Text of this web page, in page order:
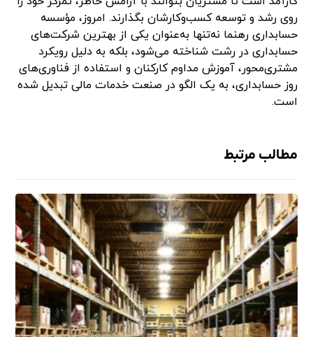
روی رشد و توسعه کسب‌وکارشان بگذارند. امروز، مؤسسه
حسابداری رهنما نه‌تنها به‌عنوان یکی از بهترین شرکت‌های
حسابداری در رشت شناخته می‌شود، بلکه به دلیل رویکرد
مشتری‌محور، آموزش مداوم کارکنان و استفاده از فناوری‌های
روز حسابداری، به یک الگو در صنعت خدمات مالی تبدیل شده
است.
مطالب مرتبط